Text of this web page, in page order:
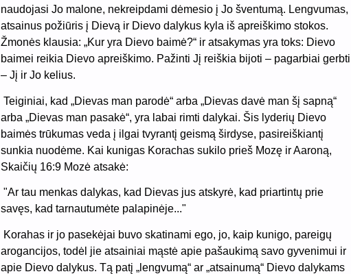
naudojasi Jo malone, nekreipdami dėmesio į Jo šventumą. Lengvumas,
atsainus požiūris į Dievą ir Dievo dalykus kyla iš apreiškimo stokos.
Žmonės klausia: „Kur yra Dievo baimė?“ ir atsakymas yra toks: Dievo
baimei reikia Dievo apreiškimo. Pažinti Jį reiškia bijoti – pagarbiai gerbti
– Jį ir Jo kelius.
Teiginiai, kad „Dievas man parodė“ arba „Dievas davė man šį sapną“
arba „Dievas man pasakė“, yra labai rimti dalykai. Šis lyderių Dievo
baimės trūkumas veda į ilgai tvyrantį geismą širdyse, pasireiškiantį
sunkia nuodėme. Kai kunigas Korachas sukilo prieš Mozę ir Aaroną,
Skaičių 16:9 Mozė atsakė:
"Ar tau menkas dalykas, kad Dievas jus atskyrė, kad priartintų prie
savęs, kad tarnautumėte palapinėje..."
Korahas ir jo pasekėjai buvo skatinami ego, jo, kaip kunigo, pareigų
arogancijos, todėl jie atsainiai mąstė apie pašaukimą savo gyvenimui ir
apie Dievo dalykus. Tą patį „lengvumą“ ar „atsainumą“ Dievo dalykams